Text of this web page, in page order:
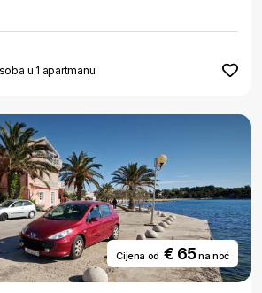
u 1 apartmanu
Cijena od € 65na noć